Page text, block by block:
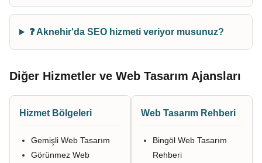
❓ Aknehir'da SEO hizmeti veriyor musunuz?
Diğer Hizmetler ve Web Tasarım Ajansları
Hizmet Bölgeleri
Gemişli Web Tasarım
Görünmez Web
Web Tasarım Rehberi
Bingöl Web Tasarım
Rehberi